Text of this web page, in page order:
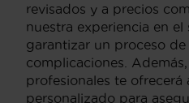
revisados y a precios
nuestra experiencia en el
garantizar un proceso
complicaciones.
profesionales te ofrecerá
personalizado para